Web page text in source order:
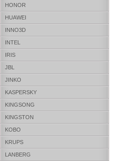
HONOR
HUAWEI
INNO3D
INTEL
IRIS
JBL
JINKO
KASPERSKY
KINGSONG
KINGSTON
KOBO
KRUPS
LANBERG